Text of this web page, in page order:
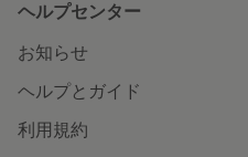
ヘルプセンター
お知らせ
ヘルプとガイド
利用規約